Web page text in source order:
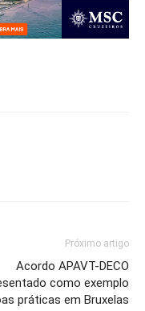
Próximo artigo
Acordo APAVT-DECO
como exemplo
práticas em Bruxelas